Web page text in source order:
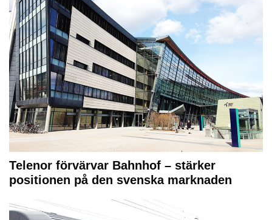
Telenor förvärvar Bahnhof – stärker
positionen på den svenska marknaden